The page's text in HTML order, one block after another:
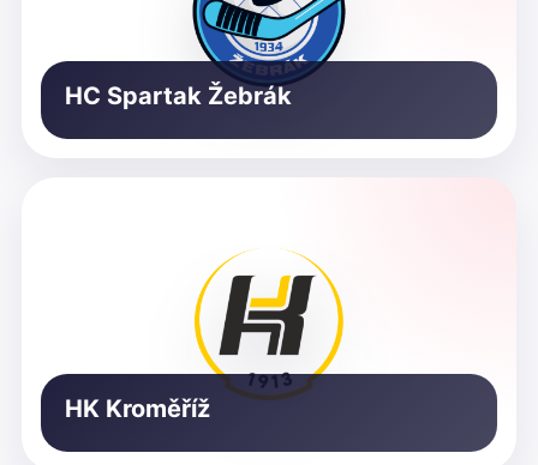
HC Spartak Žebrák
HK Kroměříž